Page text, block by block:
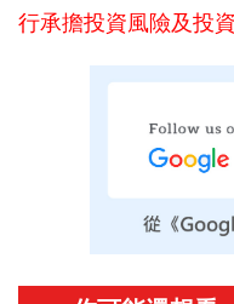
行承擔投資風險及投資